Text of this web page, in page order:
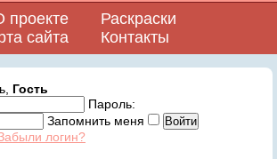
проекте
Раскраски
сайта Контакты
Гость
Пароль:
Запомнить меня
логин?